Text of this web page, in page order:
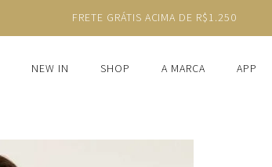
FRETE GRÁTIS ACIMA DE R$1.250
NEW IN SHOP A MARCA APP